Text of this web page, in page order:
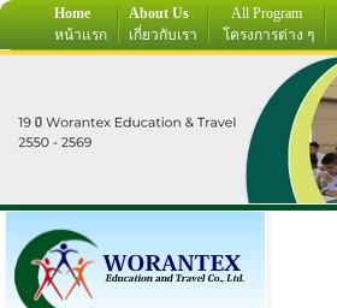
Home
หน้าแรก
About Us
เกี่ยวกับเรา
All Program
โครงการต่าง ๆ